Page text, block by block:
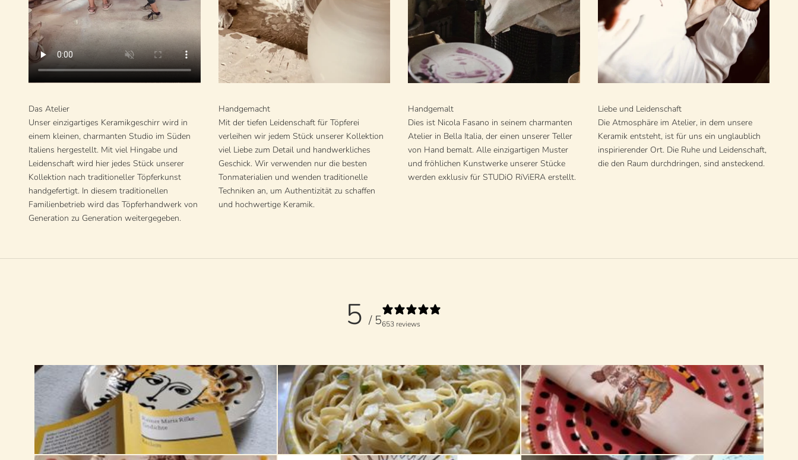
Das Atelier
Unser einzigartiges Keramikgeschirr wird in
einem kleinen, charmanten Studio im Süden
Italiens hergestellt. Mit viel Hingabe und
Leidenschaft wird hier jedes Stück unserer
Kollektion nach traditioneller Töpferkunst
handgefertigt. In diesem traditionellen
Familienbetrieb wird das Töpferhandwerk von
Generation zu Generation weitergegeben.
Handgemacht
Mit der tiefen Leidenschaft für Töpferei
verleihen wir jedem Stück unserer Kollektion
viel Liebe zum Detail und handwerkliches
Geschick. Wir verwenden nur die besten
Tonmaterialien und wenden traditionelle
Techniken an, um Authentizität zu schaffen
und hochwertige Keramik.
Handgemalt
Dies ist Nicola Fasano in seinem charmanten
Atelier in Bella Italia, der einen unserer Teller
von Hand bemalt. Alle einzigartigen Muster
und fröhlichen Kunstwerke unserer Stücke
werden exklusiv für STUDiO RiViERA erstellt.
Liebe und Leidenschaft
Die Atmosphäre im Atelier, in dem unsere
Keramik entsteht, ist für uns ein unglaublich
inspirierender Ort. Die Ruhe und Leidenschaft,
die den Raum durchdringen, sind ansteckend.
5 / 5653 reviews